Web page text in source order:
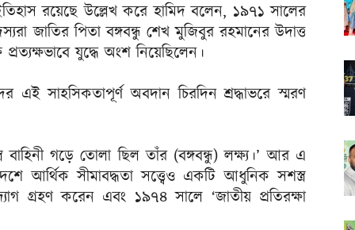
রয়েছে উল্লেখ করে হামিদ বলেন, ১৯৭১ সালের
জাতির পিতা বঙ্গবন্ধু শেখ মুজিবুর রহমানের উদাত্ত
যুদ্ধে অংশ নিয়েছিলেন।
এই সাহসিকতাপূর্ণ অবদান চিরদিন শ্রদ্ধাভরে স্মরণ
বাহিনী গড়ে তোলা ছিল তাঁর (বঙ্গবন্ধু) লক্ষ্য।’ আর এ
আর্থিক সীমাবদ্ধতা সত্ত্বেও একটি আধুনিক সশস্ত্র
গ্রহণ করেন এবং ১৯৭৪ সালে ‘জাতীয় প্রতিরক্ষা